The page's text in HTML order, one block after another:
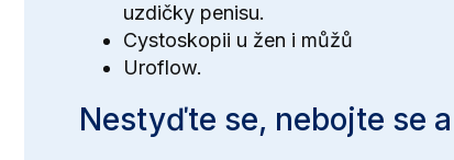
uzdičky penisu.
Cystoskopii u žen i můžů
Uroflow.
Nestyďte se, nebojte se